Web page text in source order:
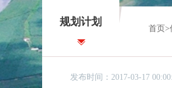
规划计划
首页 >
发布时间：2017-03-17